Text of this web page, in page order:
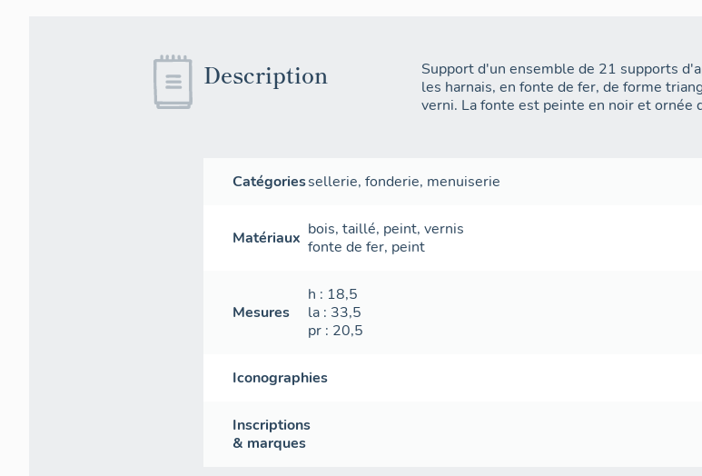
Description
Support d'un ensemble de 21 supports
les harnais, en fonte de fer, de forme
verni. La fonte est peinte en noir et ornée
Catégoriessellerie,fonderie, menuiserie
Matériaux bois,taillé, peint,vernis
fonte de fer, peint
Mesures
h : 18,5
la : 33,5
pr : 20,5
Iconographies
Inscriptions
& marques